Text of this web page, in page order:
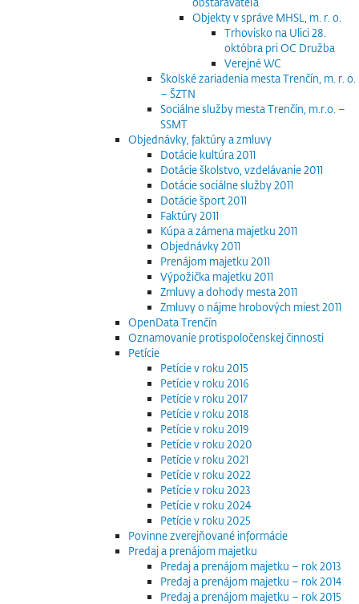
Objekty v správe MHSL, m. r. o.
Trhovisko na Ulici 28.
októbra pri OC Družba
Verejné WC
Školské zariadenia mesta Trenčín, m. r. o.
– ŠZTN
Sociálne služby mesta Trenčín, m.r.o. –
SSMT
Objednávky, faktúry a zmluvy
Dotácie kultúra 2011
Dotácie školstvo, vzdelávanie 2011
Dotácie sociálne služby 2011
Dotácie šport 2011
Faktúry 2011
Kúpa a zámena majetku 2011
Objednávky 2011
Prenájom majetku 2011
Výpožička majetku 2011
Zmluvy a dohody mesta 2011
Zmluvy o nájme hrobových miest 2011
OpenData Trenčín
Oznamovanie protispoločenskej činnosti
Petície
Petície v roku 2015
Petície v roku 2016
Petície v roku 2017
Petície v roku 2018
Petície v roku 2019
Petície v roku 2020
Petície v roku 2021
Petície v roku 2022
Petície v roku 2023
Petície v roku 2024
Petície v roku 2025
Povinne zverejňované informácie
Predaj a prenájom majetku
Predaj a prenájom majetku – rok 2013
Predaj a prenájom majetku – rok 2014
Predaj a prenájom majetku – rok 2015